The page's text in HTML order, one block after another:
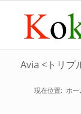
Avia <トリプ
現在位置: ホー